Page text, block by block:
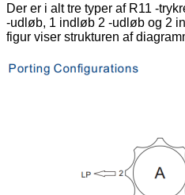
Der er i alt tre typer af R11 -
-udløb, 1 indløb 2 -udløb og 2
figur viser strukturen af